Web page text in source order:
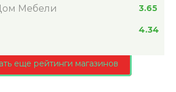
Мебели 3.65
4.34
еще рейтинги магазинов